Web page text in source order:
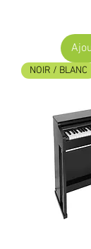
NOIR / BLANC